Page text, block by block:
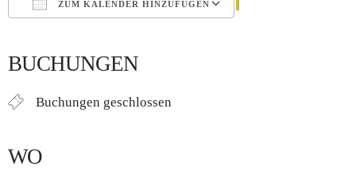
ZUM KALENDER HINZUFÜGEN
BUCHUNGEN
Buchungen geschlossen
WO